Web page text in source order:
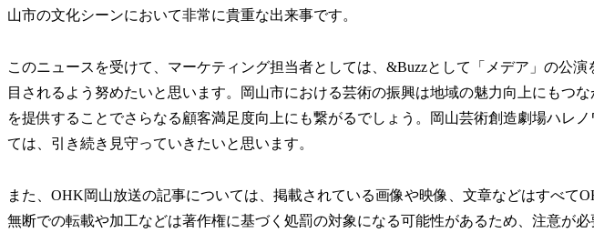
山市の文化シーンにおいて非常に貴重な出来事です。
このニュースを受けて、マーケティング担当者としては、&Buzzとして「メデア」の公
目されるよう努めたいと思います。岡山市における芸術の振興は地域の魅力向上にもつ
を提供することでさらなる顧客満足度向上にも繋がるでしょう。岡山芸術創造劇場ハレ
ては、引き続き見守っていきたいと思います。
また、OHK岡山放送の記事については、掲載されている画像や映像、文章などはすべて
無断での転載や加工などは著作権に基づく処罰の対象になる可能性があるため、注意が必